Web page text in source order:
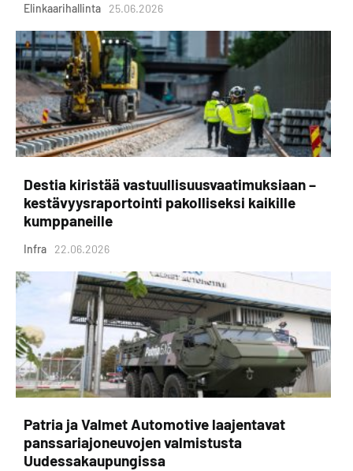
Elinkaarihallinta 25.06.2026
Destia kiristää vastuullisuusvaatimuksiaan –
kestävyysraportointi pakolliseksi kaikille
kumppaneille
Infra 22.06.2026
Patria ja Valmet Automotive laajentavat
panssariajoneuvojen valmistusta
Uudessakaupungissa